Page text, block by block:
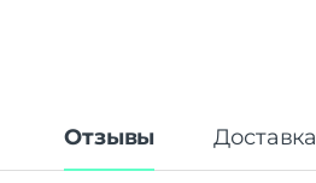
Отзывы